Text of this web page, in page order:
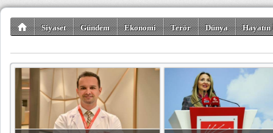
Siyaset Gündem Ekonomi Terör Dünya